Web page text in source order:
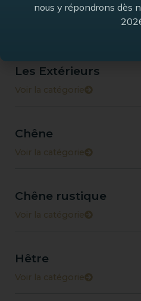
Les Classiques
Les Extérieurs
Voir la catégorie
Chêne
Voir la catégorie
Chêne rustique
Voir la catégorie
Hêtre
Voir la catégorie
nous y répondrons dès